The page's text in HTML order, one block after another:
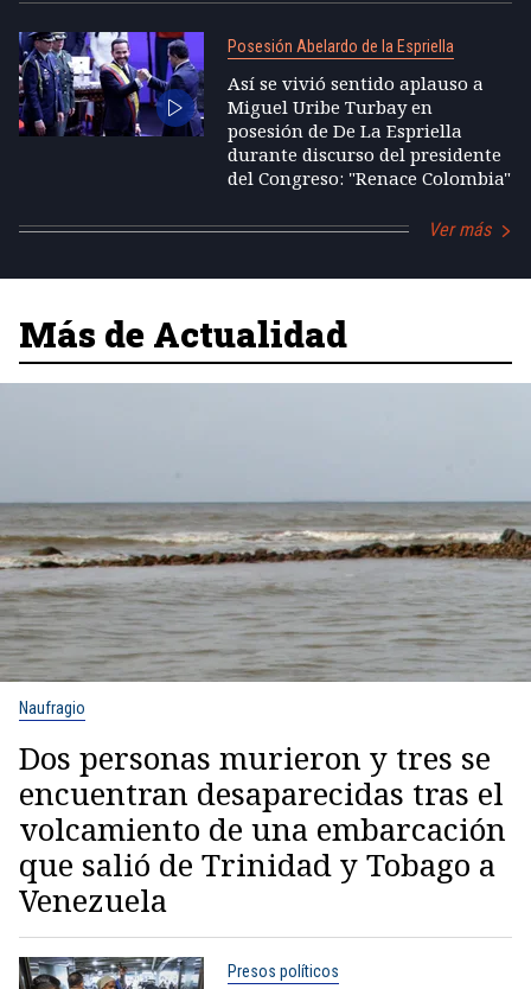
Posesión Abelardo de la Espriella
Así se vivió sentido aplauso a
Miguel Uribe Turbay en
posesión de De La Espriella
durante discurso del presidente
del Congreso: "Renace Colombia"
Ver más
Más de Actualidad
Naufragio
Dos personas murieron y tres se
encuentran desaparecidas tras el
volcamiento de una embarcación
que salió de Trinidad y Tobago a
Venezuela
Presos políticos